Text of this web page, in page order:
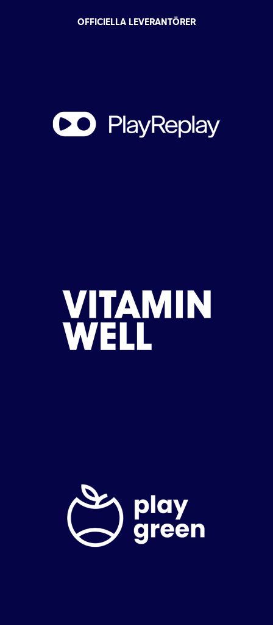
OFFICIELLA LEVERANTÖRER